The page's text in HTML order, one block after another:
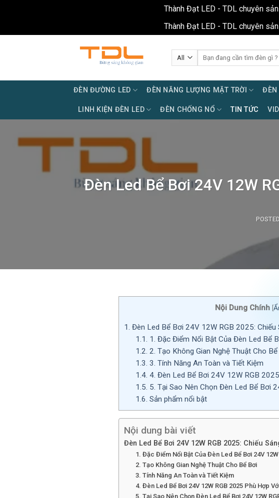
Thành Đạt LED - TDL chuyên
Thành Đạt LED - TDL chuyên
kiếm:
ĐÈN ĐƯỜNG LED ĐÈN NĂNG LƯỢNG MẶT TRỜI ĐÈN
LINH KIỆN ĐÈN LED ĐÈN CHỐNG NỔ TIN TỨC
Đèn Led Bể Bơi 24V 12W
Nội Dung Chính [
1. Đèn Led Bể Bơi 24V 12W RGB 2025: Chiếu
1.1. 1. Đặc Điểm Nổi Bật Của Đèn Led Bể
1.2. 2. Tạo Không Gian Nghệ Thuật Cho
1.3. 3. Tính Năng An Toàn và Tiết Kiệm
1.4. 4. Đèn Led Bể Bơi 24V 12W RGB
1.5. 5. Tại Sao Nên Chọn Đèn Led Bể Bơi
1.6. Sản phẩm nổi bật
Nội dung bài viết
Đèn Led Bể Bơi 24V 12W RGB 2025: Chiếu
1. Đặc Điểm Nổi Bật Của Đèn Led Bể Bơi 24V 12W
2. Tạo Không Gian Nghệ Thuật Cho Bể Bơi
3. Tính Năng An Toàn và Tiết Kiệm
4. Đèn Led Bể Bơi 24V 12W RGB 2025 Phù Hợp
5. Tại Sao Nên Chọn Đèn Led Bể Bơi 24V 12W